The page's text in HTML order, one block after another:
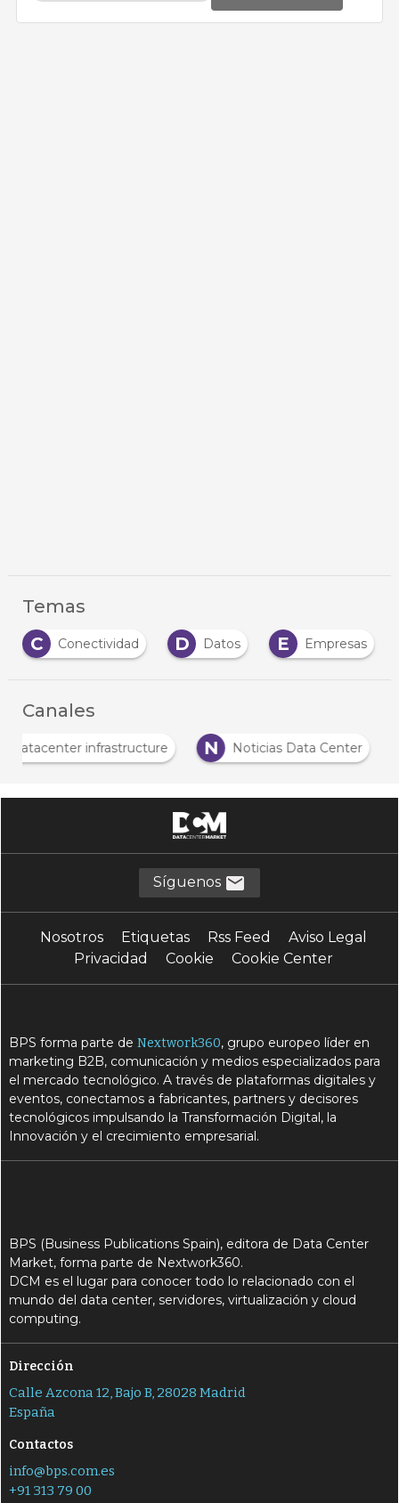
Temas
C
Conectividad D Datos E Empresas
Canales
Datacenter infrastructure N Noticias Data Center
Síguenos
Nosotros Etiquetas Rss Feed
Aviso Legal
Privacidad
Cookie Cookie Center
BPS forma parte deNextwork360, grupo europeo líder en
marketing B2B, comunicación y medios especializados para
el mercado tecnológico. A través de plataformas digitales y
eventos, conectamos a fabricantes, partners y decisores
tecnológicos impulsando la Transformación Digital, la
Innovación y el crecimiento empresarial.
BPS (Business Publications Spain), editora de Data Center
Market, forma parte de Nextwork360.
DCM es el lugar para conocer todo lo relacionado con el
mundo del data center, servidores, virtualización y cloud
computing.
Dirección
Calle Azcona 12, Bajo B, 28028 Madrid
España
Contactos
info@bps.com.es
+91 313 79 00